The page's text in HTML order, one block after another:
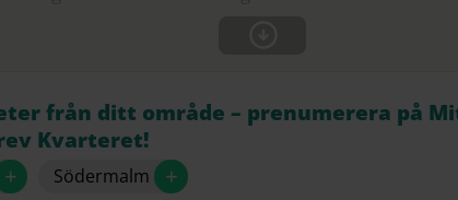
från ditt område – prenumerera på
Kvarteret!
+ Södermalm +